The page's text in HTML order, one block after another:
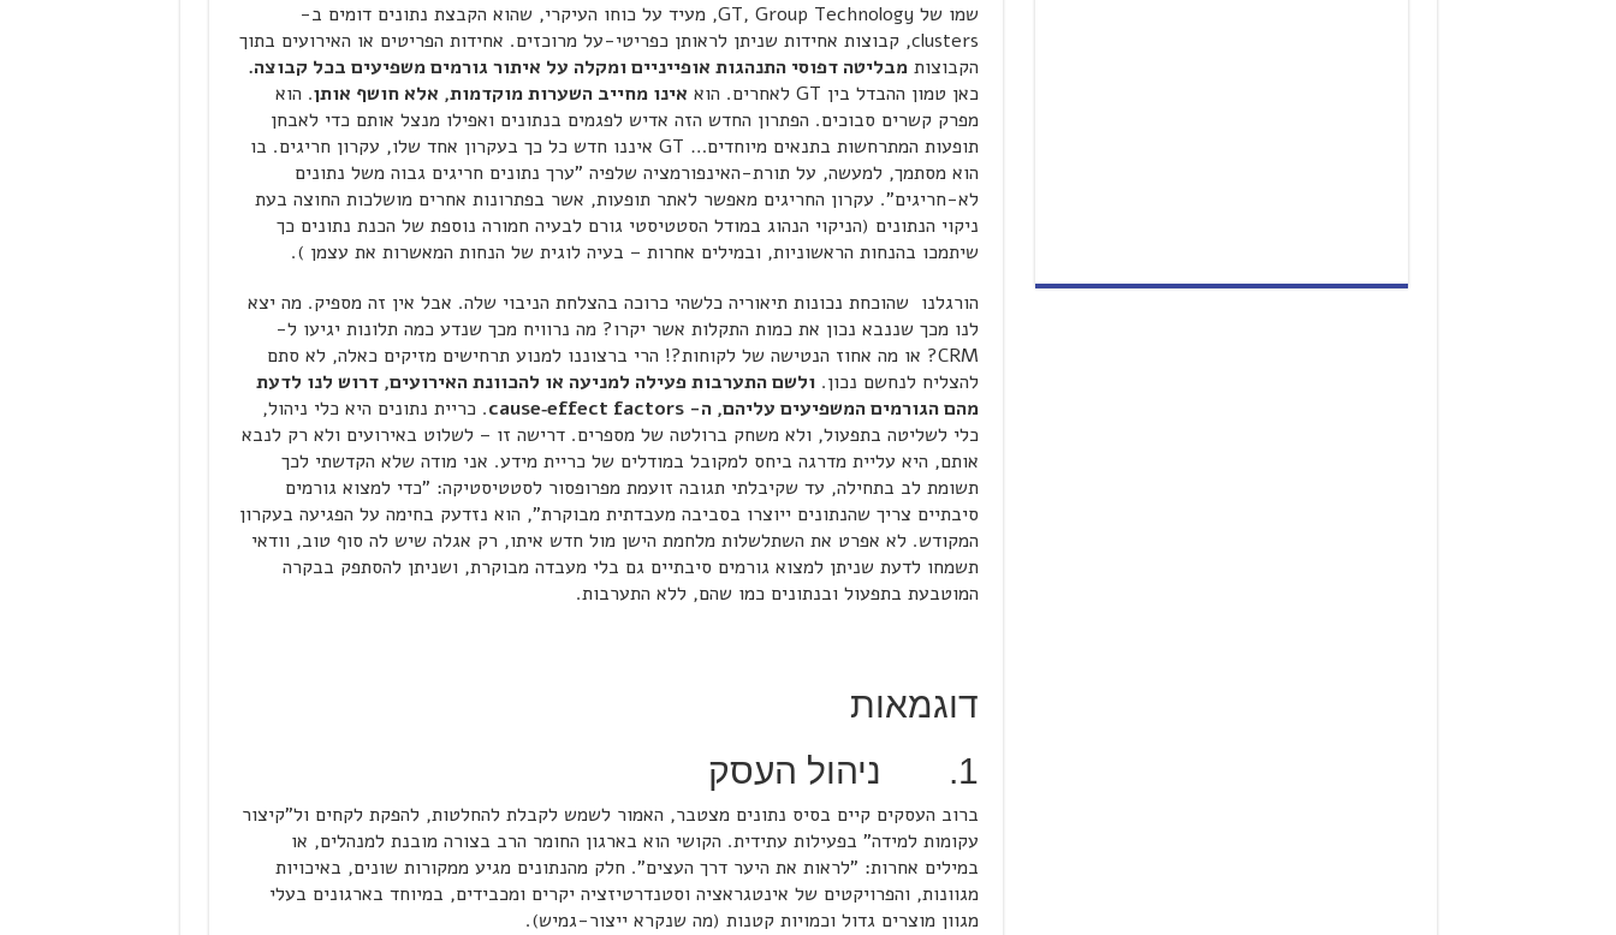
שמו של GT, Group Technology, מעיד על כוחו העיקרי, שהוא הקבצת נתונים דומים ב-
clusters, קבוצות אחידות שניתן לראותן כפריטי-על מרוכזים. אחידות הפריטים או האירועים בתוך
הקבוצותמבליטה דפוסי התנהגות אופייניים ומקלה על איתור גורמים משפיעים בכל קבוצה.
כאן טמון ההבדל בין GT לאחרים. הוא
אינו מחייב השערות מוקדמות, אלא חושף אותן. הוא
מפרק קשרים סבוכים. הפתרון החדש הזה אדיש לפגמים בנתונים ואפילו מנצל אותם כדי לאבחן
תופעות המתרחשות בתנאים מיוחדים… GT איננו חדש כל כך בעקרון אחד שלו, עקרון חריגים. בו
הוא מסתמך, למעשה, על תורת-האינפורמציה שלפיה "ערך נתונים חריגים גבוה משל נתונים
לא-חריגים". עקרון החריגים מאפשר לאתר תופעות, אשר בפתרונות אחרים מושלכות החוצה בעת
ניקוי הנתונים (הניקוי הנהוג במודל הסטטיסטי גורם לבעיה חמורה נוספת של הכנת נתונים כך
שיתמכו בהנחות הראשוניות, ובמילים אחרות – בעיה לוגית של הנחות המאשרות את עצמן ).
הורגלנו שהוכחת נכונות תיאוריה כלשהי כרוכה בהצלחת הניבוי שלה. אבל אין זה מספיק. מה יצא
לנו מכך שננבא נכון את כמות התקלות אשר יקרו? מה נרוויח מכך שנדע כמה תלונות יגיעו ל-
CRM? או מה אחוז הנטישה של לקוחות?! הרי ברצוננו למנוע תרחישים מזיקים כאלה, לא סתם
להצליח לנחשם נכון.ולשם התערבות פעילה למניעה או להכוונת האירועים, דרוש לנו לדעת
מהם הגורמים המשפיעים עליהם, ה-cause‑effect factors. כריית נתונים היא כלי ניהול,
כלי לשליטה בתפעול, ולא משחק ברולטה של מספרים. דרישה זו – לשלוט באירועים ולא רק לנבא
אותם, היא עליית מדרגה ביחס למקובל במודלים של כריית מידע. אני מודה שלא הקדשתי לכך
תשומת לב בתחילה, עד שקיבלתי תגובה זועמת מפרופסור לסטטיסטיקה: "כדי למצוא גורמים
סיבתיים צריך שהנתונים ייוצרו בסביבה מעבדתית מבוקרת", הוא נזדעק בחימה על הפגיעה בעקרון
המקודש. לא אפרט את השתלשלות מלחמת הישן מול חדש איתו, רק אגלה שיש לה סוף טוב, וודאי
תשמחו לדעת שניתן למצוא גורמים סיבתיים גם בלי מעבדה מבוקרת, ושניתן להסתפק בבקרה
המוטבעת בתפעול ובנתונים כמו שהם, ללא התערבות.
דוגמאות
1. ניהול העסק
ברוב העסקים קיים בסיס נתונים מצטבר, האמור לשמש לקבלת להחלטות, להפקת לקחים ול"קיצור
עקומות למידה" בפעילות עתידית. הקושי הוא בארגון החומר הרב בצורה מובנת למנהלים, או
במילים אחרות: "לראות את היער דרך העצים". חלק מהנתונים מגיע ממקורות שונים, באיכויות
מגוונות, והפרויקטים של אינטגראציה וסטנדרטיזציה יקרים ומכבידים, במיוחד בארגונים בעלי
מגוון מוצרים גדול וכמויות קטנות (מה שנקרא ייצור-גמיש).